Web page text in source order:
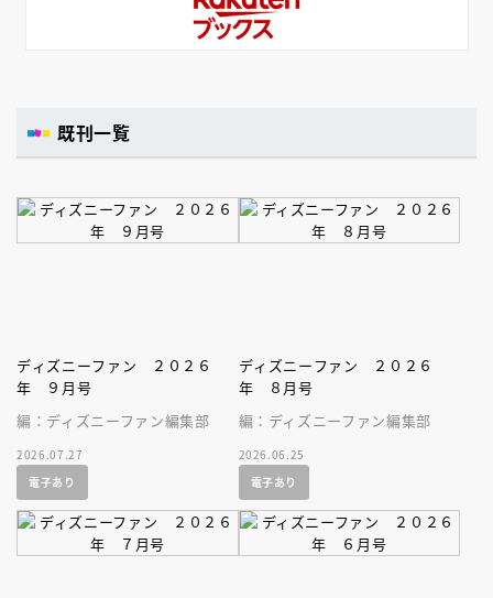
既刊一覧
ディズニーファン ２０２６
年 ９月号
編：ディズニーファン編集部
2026.07.27
電子あり
ディズニーファン ２０２６
年 ８月号
編：ディズニーファン編集部
2026.06.25
電子あり